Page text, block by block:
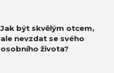
Jak být skvělým otcem,
ale nevzdat se svého
osobního života?